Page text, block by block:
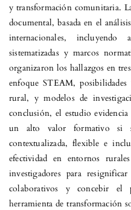
y transformación comunitaria.
documental, basada en el
internacionales, incluyendo
sistematizadas y marcos
organizaron los hallazgos en
enfoque STEAM,
rural, y modelos de
conclusión, el estudio
un alto valor formativo si
contextualizada, flexible e
efectividad en entornos
investigadores para
colaborativos y concebir el
herramienta de transformación